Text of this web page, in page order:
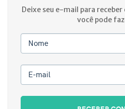
Deixe seu e-mail para
você pode
Nome
E-mail